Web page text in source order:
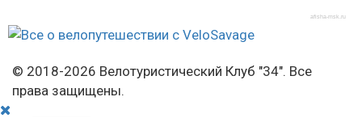
afisha-msk.ru
© 2018-2026 Велотуристический Клуб "34". Все
права защищены.